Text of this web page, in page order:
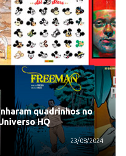
quadrinhos no
HQ
23/08/2024